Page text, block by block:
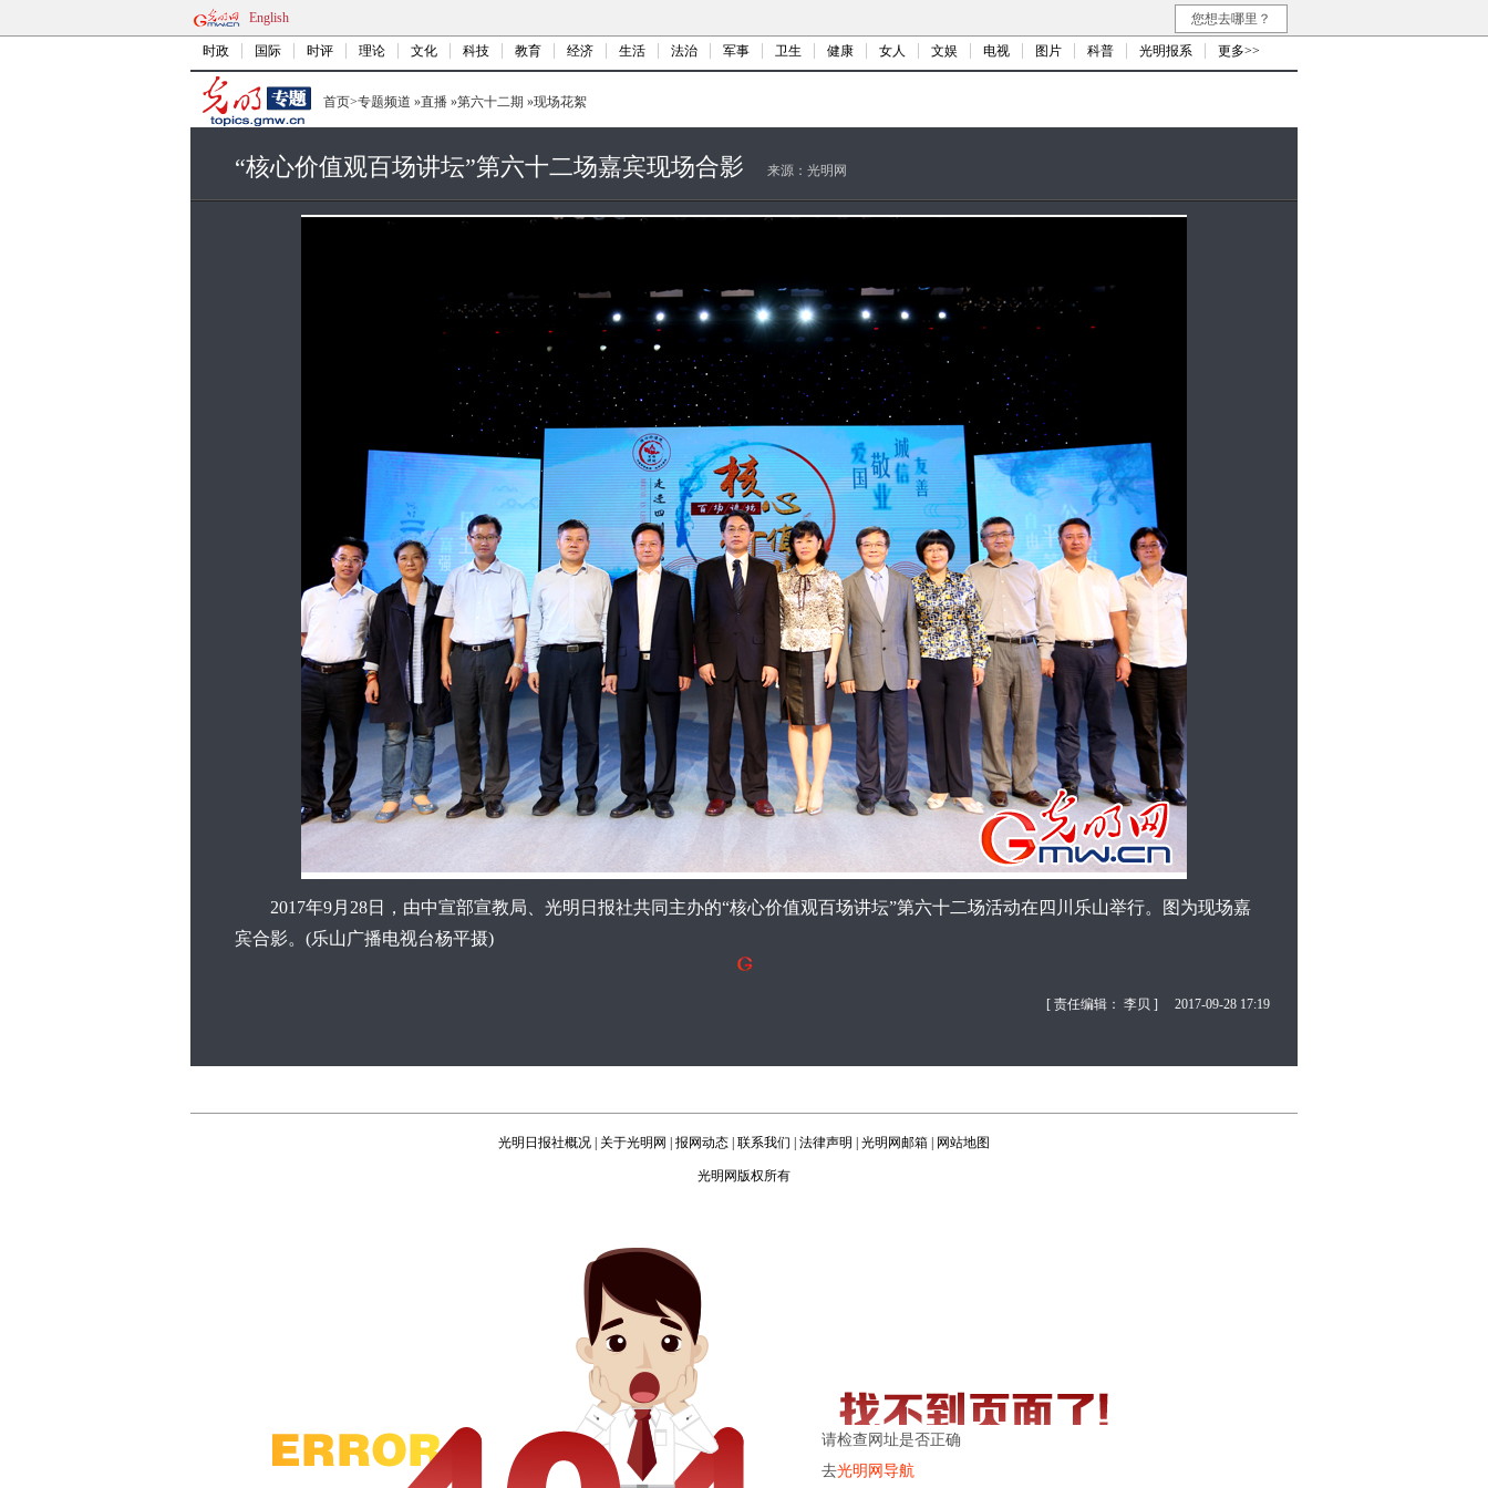
English 您想去哪里？
时政 国际 时评 理论 文化 科技 教育 经济 生活 法治 军事 卫生 健康 女人 文娱 电视 图片 科普 光明报系 更多>>
首页>专题频道 »直播 »第六十二期 »现场花絮
“核心价值观百场讲坛”第六十二场嘉宾现场合影 来源： 光明网
2017年9月28日，由中宣部宣教局、光明日报社共同主办的“核心价值观百场讲坛”第六十二场活动在四川乐山举行。图为现场嘉
宾合影。(乐山广播电视台杨平摄)
[ 责任编辑： 李贝 ] 2017-09-28 17:19
光明日报社概况 关于光明网 报网动态 联系我们 法律声明 光明网邮箱 网站地图
光明网版权所有
请检查网址是否正确
去光明网导航